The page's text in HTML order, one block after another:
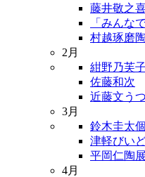
藤井敬之
「みんな
村越琢磨
2月
紺野乃芙
佐藤和次
近藤文う
3月
鈴木圭太
津軽びい
平岡仁陶展
4月